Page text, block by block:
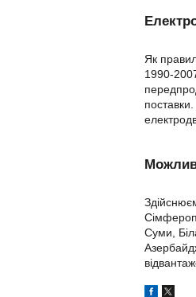
Як
1990-
Суми,